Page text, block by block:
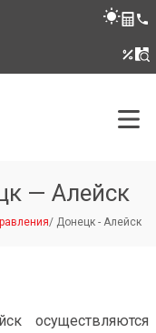
— Алейск
/ Донецк - Алейск
осуществляются